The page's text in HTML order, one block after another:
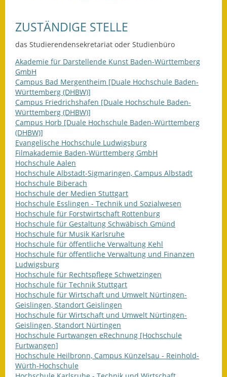
Schadensmeldung
Straßenbau
Landesstraße
Kreisstraße
Umleitungsplan
Ausweichfahrplan
Buslinie 168
Stellenausschreibungen
Zahlen und Fakten
Rathaus
Bauhof Notzingen
Behördenadressen
Beratungsstellen im
Landkreis
ZUSTÄNDIGE STELLE
das Studierendensekretariat oder Studienbüro
Akademie für Darstellende Kunst Baden-Württemberg
GmbH
Campus Bad Mergentheim [Duale Hochschule Baden-
Württemberg (DHBW)]
Campus Friedrichshafen [Duale Hochschule Baden-
Württemberg (DHBW)]
Campus Horb [Duale Hochschule Baden-Württemberg
(DHBW)]
Evangelische Hochschule Ludwigsburg
Filmakademie Baden-Württemberg GmbH
Hochschule Aalen
Hochschule Albstadt-Sigmaringen, Campus Albstadt
Hochschule Biberach
Hochschule der Medien Stuttgart
Hochschule Esslingen - Technik und Sozialwesen
Hochschule für Forstwirtschaft Rottenburg
Hochschule für Gestaltung Schwäbisch Gmünd
Hochschule für Musik Karlsruhe
Hochschule für öffentliche Verwaltung Kehl
Hochschule für öffentliche Verwaltung und Finanzen
Ludwigsburg
Hochschule für Rechtspflege Schwetzingen
Hochschule für Technik Stuttgart
Hochschule für Wirtschaft und Umwelt Nürtingen-
Geislingen, Standort Geislingen
Hochschule für Wirtschaft und Umwelt Nürtingen-
Geislingen, Standort Nürtingen
Hochschule Furtwangen eRechnung [Hochschule
Furtwangen]
Hochschule Heilbronn, Campus Künzelsau - Reinhold-
Würth-Hochschule